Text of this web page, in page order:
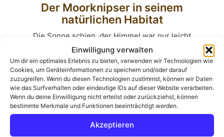
Einwilligung verwalten
Um dir ein optimales Erlebnis zu bieten, verwenden wir Technologien wie
Cookies, um Geräteinformationen zu speichern und/oder darauf
zuzugreifen. Wenn du diesen Technologien zustimmst, können wir Daten
wie das Surfverhalten oder eindeutige IDs auf dieser Website verarbeiten.
Wenn du deine Einwilligung nicht erteilst oder zurückziehst, können
bestimmte Merkmale und Funktionen beeinträchtigt werden.
Akzeptieren
Der Moorknipser in seinem
natürlichen Habitat
Die Sonne schien, der Himmel war nur leicht
bewölkt, ein optimaler Fotografietag. Die Kamera
greifen, ins Auto steigen, hinaus ins ...
Weiterlesen …